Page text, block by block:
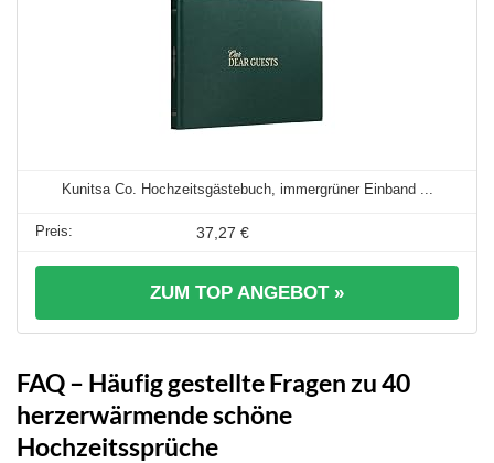
Kunitsa Co. Hochzeitsgästebuch, immergrüner Einband ...
37,27 €
ZUM TOP ANGEBOT »
FAQ – Häufig gestellte Fragen zu 40
herzerwärmende schöne
Hochzeitssprüche